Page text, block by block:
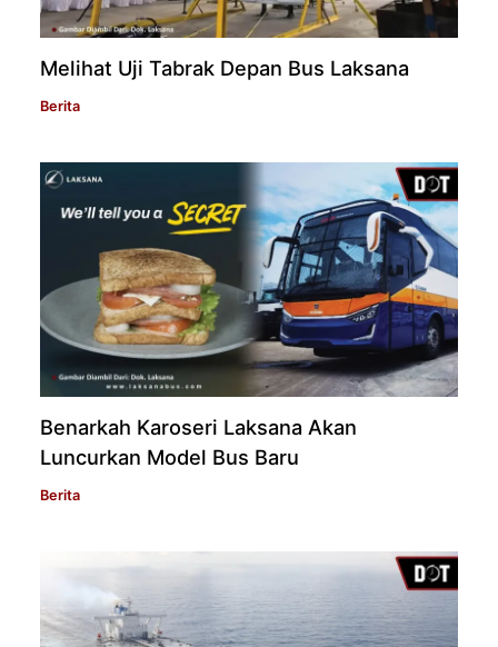
Melihat Uji Tabrak Depan Bus Laksana
Berita
Benarkah Karoseri Laksana Akan
Luncurkan Model Bus Baru
Berita